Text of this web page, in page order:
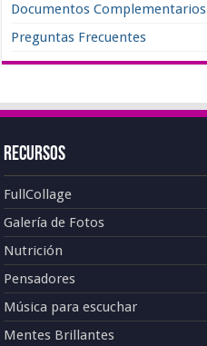
Documentos Complementarios
Preguntas Frecuentes
Recursos
FullCollage
Galería de Fotos
Nutrición
Pensadores
Música para escuchar
Mentes Brillantes